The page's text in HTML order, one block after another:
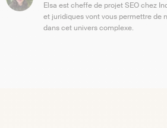
Elsa est cheffe de projet SEO chez
et juridiques vont vous permettre de
dans cet univers complexe.